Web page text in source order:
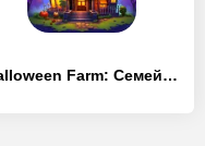
Halloween Farm: Семейная Ферма